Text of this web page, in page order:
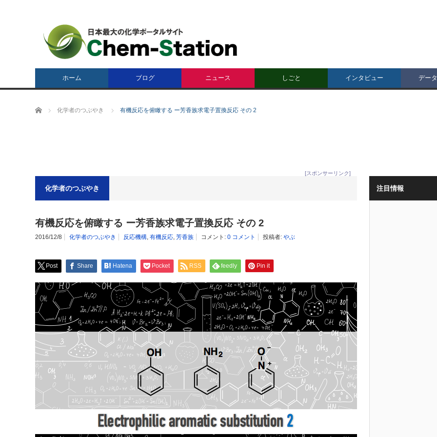
ホーム ブログ ニュース しごと インタビュー デー
ホーム 化学者のつぶやき 有機反応を俯瞰する ー芳香族求電子置換反応 その 2
[スポンサーリンク]
化学者のつぶやき
有機反応を俯瞰する ー芳香族求電子置換反応 その 2
2016/12/8 化学者のつぶやき 反応機構, 有機反応, 芳香族 コメント: 0 コメント 投稿者: やぶ
Post Share Hatena Pocket RSS feedly Pin it
注目情報